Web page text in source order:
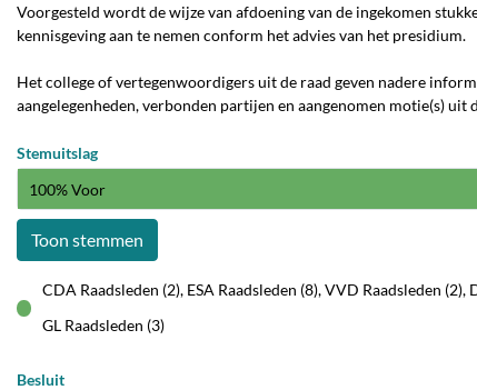
Voorgesteld wordt de wijze van afdoening van de ingekomen
kennisgeving aan te nemen conform het advies van het presidium.
Het college of vertegenwoordigers uit de raad geven nadere
aangelegenheden, verbonden partijen en aangenomen motie(s) uit
Stemuitslag
100% Voor
Toon stemmen
voor
CDA Raadsleden (2), ESA Raadsleden (8), VVD Raadsleden
GL Raadsleden (3)
Besluit